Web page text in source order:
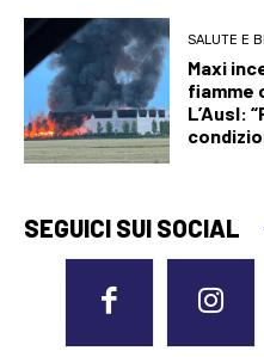
SALUTE E
Maxi
fiamme
L’Ausl:
SEGUICI SUI SOCIAL